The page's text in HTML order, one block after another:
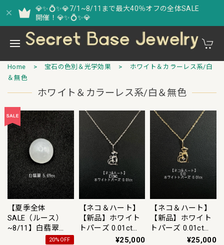
💎✨💍✨💎7/1~8/11まで最大40％オフの全体SALE
開催！💎✨💍✨💎
Home 宝石の色別＆光学効果
ホワイト＆カラーレス系/白
＆無色
ホワイト＆カラーレス系/白＆無色
【夏季全体
SALE（ルース）
~8/11】白翡翠
5.69ct ルース20%OFF
【ネコ＆ハート】
【新品】ホワイト
トパーズ 0.01ct
K10WG ネックレス
¥25,000
【ネコ＆ハート】
【新品】ホワイト
トパーズ 0.01ct
K10 ネックレス【3
¥25,000